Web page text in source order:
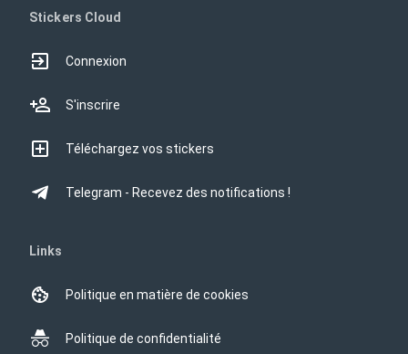
Stickers Cloud
Connexion
S'inscrire
Téléchargez vos stickers
Telegram - Recevez des notifications !
Links
Politique en matière de cookies
Politique de confidentialité